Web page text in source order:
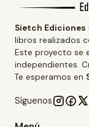
Sietch Ediciones
libros realizados
Este proyecto se
independientes.
Te esperamos en
Síguenos